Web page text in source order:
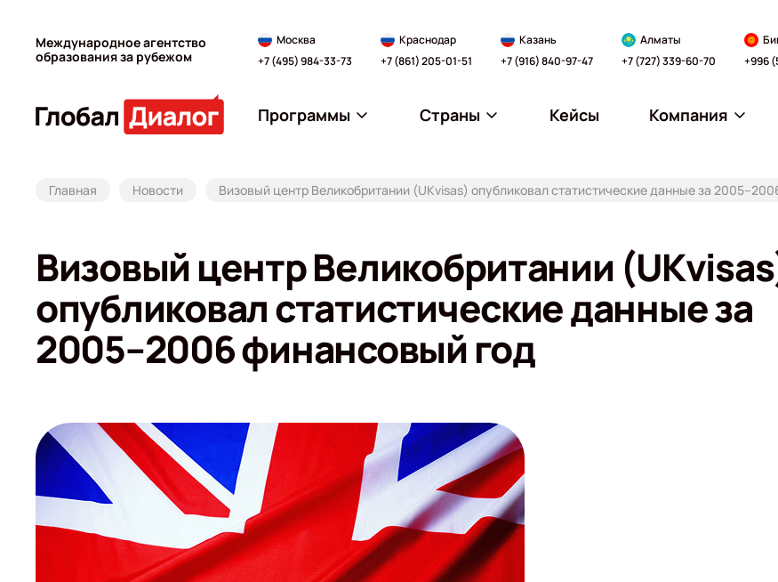
Международное агентство
образования за рубежом
Москва
+7 (495) 984-33-73
Краснодар
+7 (861) 205-01-51
Казань
+7 (916) 840-97-47
Алматы
+7 (727) 339-60-70
+996
Программы Страны Кейсы Компания
Главная Новости Визовый центр Великобритании (UKvisas) опубликовал статистические данные за
Визовый центр Великобритании
опубликовал статистические данные за
2005–2006 финансовый год